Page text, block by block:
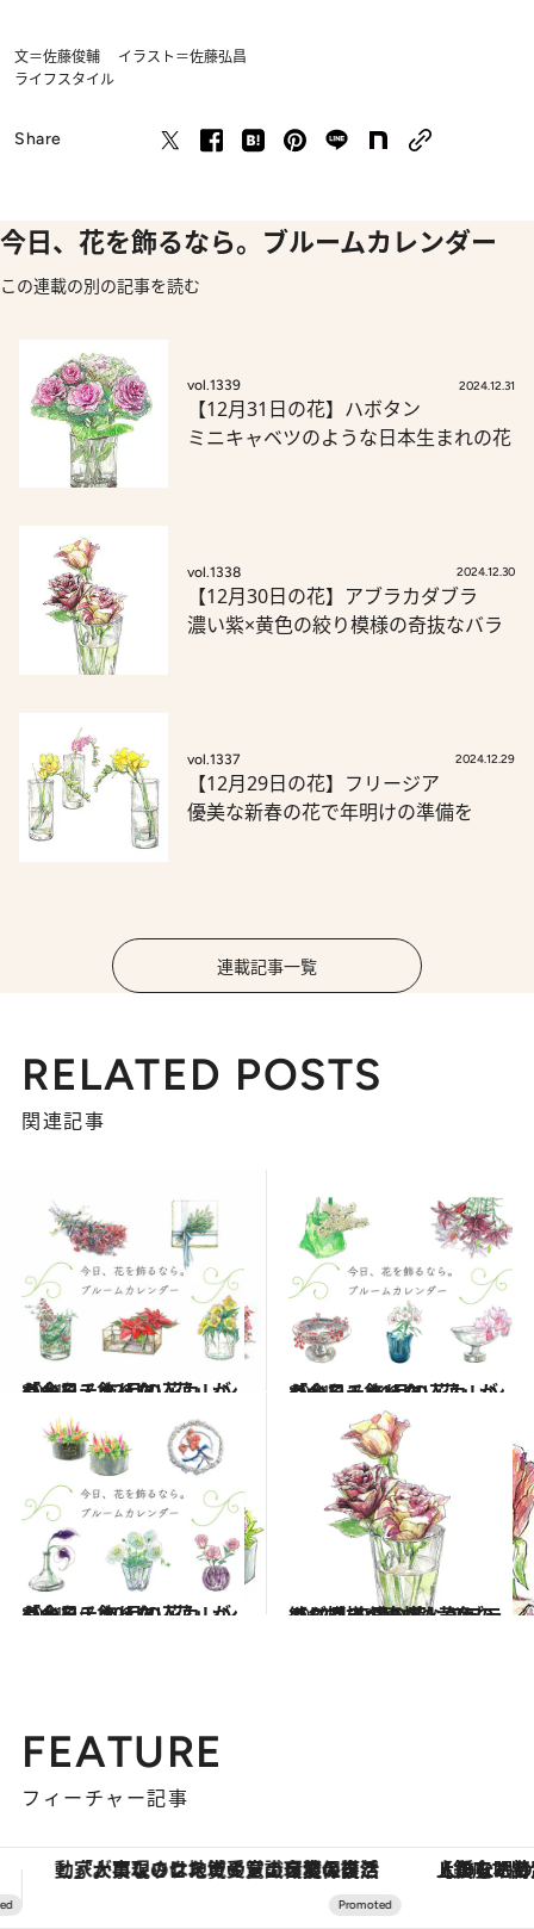
文＝佐藤俊輔 イラスト＝佐藤弘昌
ライフスタイル
Share
今日、花を飾るなら。ブルームカレンダー
この連載の別の記事を読む
vol.1339 2024.12.31
【12月31日の花】ハボタン
ミニキャベツのような日本生まれの花
vol.1338 2024.12.30
【12月30日の花】アブラカダブラ
濃い紫×黄色の絞り模様の奇抜なバラ
vol.1337 2024.12.29
【12月29日の花】フリージア
優美な新春の花で年明けの準備を
連載記事一覧
RELATED POSTS
関連記事
2021.12.1
「今日、飾りたい花」がわかる！ 12月の花カレンダーをチェック
ライフスタイル 2021.11.1
「今日、飾りたい花」がわかる！ 11月の花カレンダーをチェック
ライフスタイル
2021.10.1
「今日、飾りたい花」がわかる！ 10月の花カレンダーをチェック
ライフスタイル 2021.12.30
【12月30日の花】アブラカダブラ 濃い紫×黄色の絞り模様の奇抜なバラ
ライフスタイル
FEATURE
フィーチャー記事
【銀座で出合う最旬美容】美髪ケアや上質な眠り…セルフケアのアップデートから、特別な名入れギフトまで。大人のための「ReFa GINZA」クルーズ ヴァシュロン・コンスタンタ